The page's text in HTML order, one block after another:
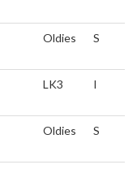
Oldies S
LK3 I
Oldies S